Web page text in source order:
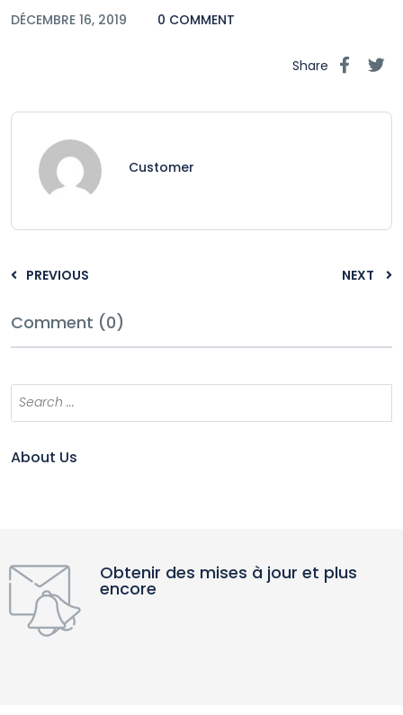
DÉCEMBRE 16, 2019 0 COMMENT
Share
Customer
PREVIOUS NEXT
Comment (0)
About Us
Obtenir des mises à jour et plus
encore